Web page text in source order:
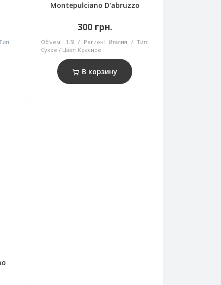
Montepulciano D'abruzzo
300 грн.
Объем: 1.5l Регион: Италия
Тип:
Сухое
Цвет: Красное
В корзину